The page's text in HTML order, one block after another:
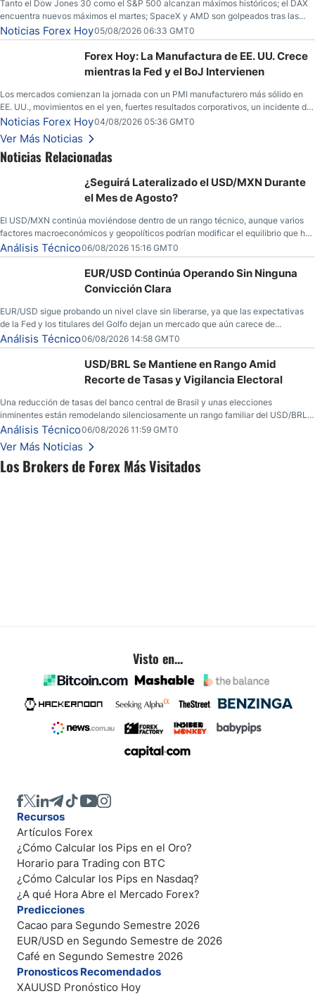
Los Brokers de Forex Más Visitados
Tanto el Dow Jones 30 como el S&P 500 alcanzan máximos históricos; el DAX
encuentra nuevos máximos el martes; SpaceX y AMD son golpeados tras las
llamadas de ganancias; el petróleo crudo cae por debajo de los $80 con nuevas
esperanzas; el dólar estadounidense continúa intentando estabilizarse frente al
yen; el peso mexicano ve un repunte a medida que las tasas caen en EE. UU.
Noticias Forex Hoy05/08/2026 06:33 GMT0
Forex Hoy: La Manufactura de EE. UU. Crece
mientras la Fed y el BoJ Intervienen
Los mercados comienzan la jornada con un PMI manufacturero más sólido en
EE. UU., movimientos en el yen, fuertes resultados corporativos, un incidente de
seguridad en Bitcoin y nuevas señales desde el mercado del petróleo.
Noticias Forex Hoy04/08/2026 05:36 GMT0
Ver Más Noticias
Noticias Relacionadas
¿Seguirá Lateralizado el USD/MXN Durante
el Mes de Agosto?
El USD/MXN continúa moviéndose dentro de un rango técnico, aunque varios
factores macroeconómicos y geopolíticos podrían modificar el equilibrio que ha
dominado al mercado en las últimas semanas.
Análisis Técnico06/08/2026 15:16 GMT0
EUR/USD Continúa Operando Sin Ninguna
Convicción Clara
EUR/USD sigue probando un nivel clave sin liberarse, ya que las expectativas
de la Fed y los titulares del Golfo dejan un mercado que aún carece de
convicción real.
Análisis Técnico06/08/2026 14:58 GMT0
USD/BRL Se Mantiene en Rango Amid
Recorte de Tasas y Vigilancia Electoral
Una reducción de tasas del banco central de Brasil y unas elecciones
inminentes están remodelando silenciosamente un rango familiar del USD/BRL.
Una reducción de tasas por parte del banco central de Brasil y unas elecciones
inminentes están remodelando silenciosamente un rango familiar del USD/BRL.
Esto es lo que los traders están observando a continuación.
Análisis Técnico06/08/2026 11:59 GMT0
Ver Más Noticias
Visto en...
Recursos
Artículos Forex
¿Cómo Calcular los Pips en el Oro?
Horario para Trading con BTC
¿Cómo Calcular los Pips en Nasdaq?
¿A qué Hora Abre el Mercado Forex?
Predicciones
Cacao para Segundo Semestre 2026
EUR/USD en Segundo Semestre de 2026
Café en Segundo Semestre 2026
Pronosticos Recomendados
XAUUSD Pronóstico Hoy